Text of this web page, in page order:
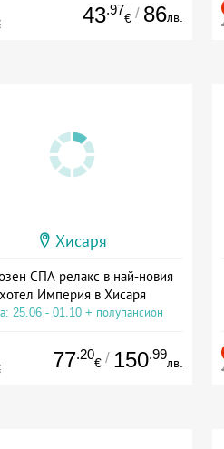
43.97
€ / 86лв.
Хисаря
СПА релакс в най-новия
хотел Империя в Хисаря
25.06 - 01.10 + полупансион
77.20
€ / 150.99
лв.